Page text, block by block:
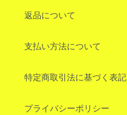
返品について
支払い方法について
特定商取引法に基づく表記
プライバシーポリシー